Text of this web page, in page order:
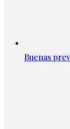
Buenas